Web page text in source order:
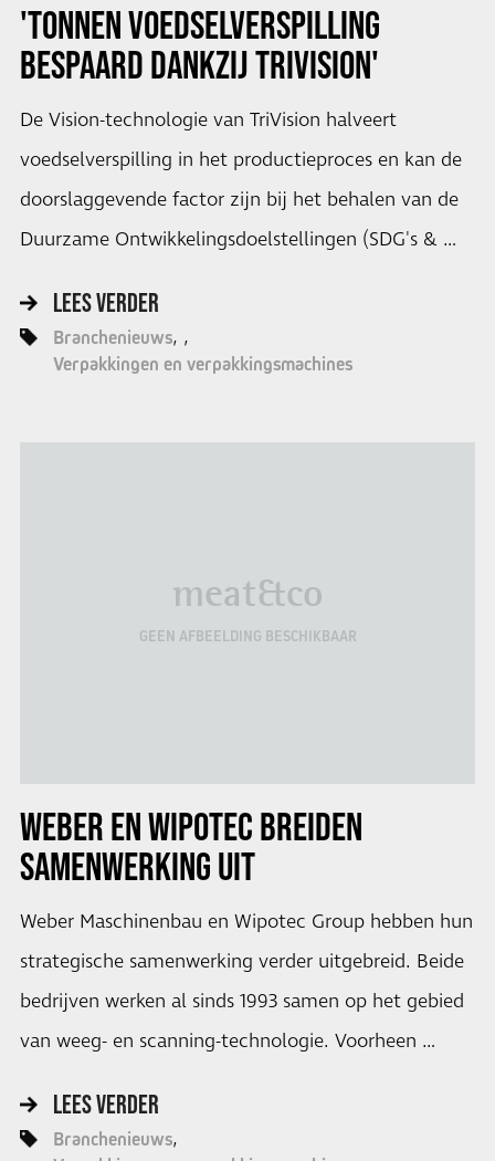
'TONNEN VOEDSELVERSPILLING
BESPAARD DANKZIJ TRIVISION'
De Vision-technologie van TriVision halveert
voedselverspilling in het productieproces en kan de
doorslaggevende factor zijn bij het behalen van de
Duurzame Ontwikkelingsdoelstellingen (SDG's & …
LEES VERDER
Branchenieuws
Verpakkingen en verpakkingsmachines
meat&co
GEEN AFBEELDING BESCHIKBAAR
WEBER EN WIPOTEC BREIDEN
SAMENWERKING UIT
Weber Maschinenbau en Wipotec Group hebben hun
strategische samenwerking verder uitgebreid. Beide
bedrijven werken al sinds 1993 samen op het gebied
van weeg- en scanning-technologie. Voorheen …
LEES VERDER
Branchenieuws